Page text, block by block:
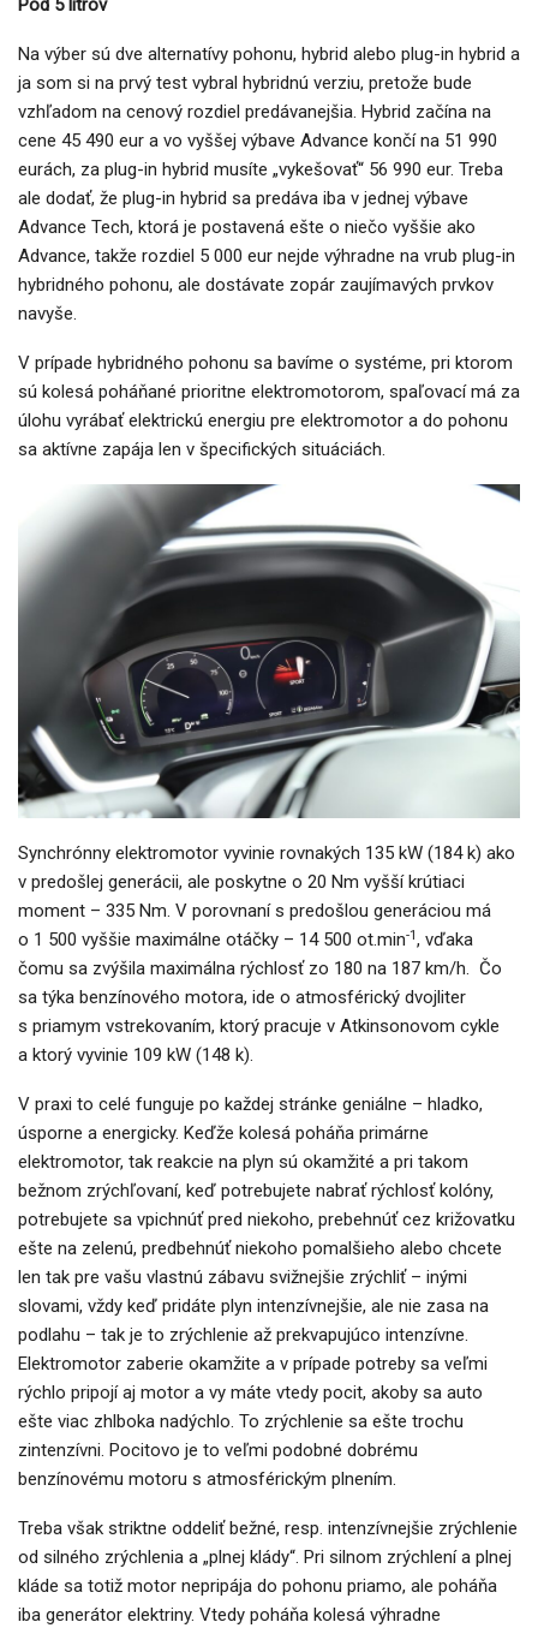
Pod 5 litrov
Na výber sú dve alternatívy pohonu, hybrid alebo plug-in hybrid a
ja som si na prvý test vybral hybridnú verziu, pretože bude
vzhľadom na cenový rozdiel predávanejšia. Hybrid začína na
cene 45 490 eur a vo vyššej výbave Advance končí na 51 990
eurách, za plug-in hybrid musíte „vykešovať“ 56 990 eur. Treba
ale dodať, že plug-in hybrid sa predáva iba v jednej výbave
Advance Tech, ktorá je postavená ešte o niečo vyššie ako
Advance, takže rozdiel 5 000 eur nejde výhradne na vrub plug-in
hybridného pohonu, ale dostávate zopár zaujímavých prvkov
navyše.
V prípade hybridného pohonu sa bavíme o systéme, pri ktorom
sú kolesá poháňané prioritne elektromotorom, spaľovací má za
úlohu vyrábať elektrickú energiu pre elektromotor a do pohonu
sa aktívne zapája len v špecifických situáciách.
Synchrónny elektromotor vyvinie rovnakých 135 kW (184 k) ako
v predošlej generácii, ale poskytne o 20 Nm vyšší krútiaci
moment – 335 Nm. V porovnaní s predošlou generáciou má
o 1 500 vyššie maximálne otáčky – 14 500 ot.min-1, vďaka
čomu sa zvýšila maximálna rýchlosť zo 180 na 187 km/h. Čo
sa týka benzínového motora, ide o atmosférický dvojliter
s priamym vstrekovaním, ktorý pracuje v Atkinsonovom cykle
a ktorý vyvinie 109 kW (148 k).
V praxi to celé funguje po každej stránke geniálne – hladko,
úsporne a energicky. Keďže kolesá poháňa primárne
elektromotor, tak reakcie na plyn sú okamžité a pri takom
bežnom zrýchľovaní, keď potrebujete nabrať rýchlosť kolóny,
potrebujete sa vpichnúť pred niekoho, prebehnúť cez križovatku
ešte na zelenú, predbehnúť niekoho pomalšieho alebo chcete
len tak pre vašu vlastnú zábavu svižnejšie zrýchliť – inými
slovami, vždy keď pridáte plyn intenzívnejšie, ale nie zasa na
podlahu – tak je to zrýchlenie až prekvapujúco intenzívne.
Elektromotor zaberie okamžite a v prípade potreby sa veľmi
rýchlo pripojí aj motor a vy máte vtedy pocit, akoby sa auto
ešte viac zhlboka nadýchlo. To zrýchlenie sa ešte trochu
zintenzívni. Pocitovo je to veľmi podobné dobrému
benzínovému motoru s atmosférickým plnením.
Treba však striktne oddeliť bežné, resp. intenzívnejšie zrýchlenie
od silného zrýchlenia a „plnej klády“. Pri silnom zrýchlení a plnej
kláde sa totiž motor nepripája do pohonu priamo, ale poháňa
iba generátor elektriny. Vtedy poháňa kolesá výhradne